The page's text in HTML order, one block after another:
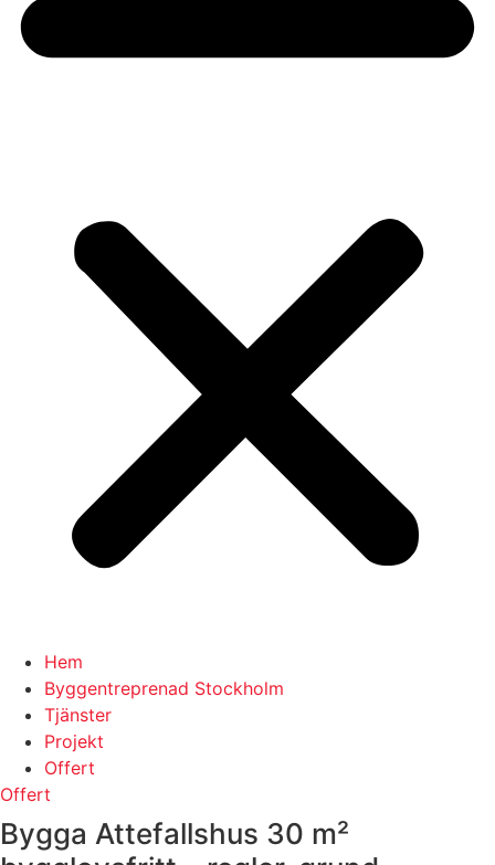
Hem
Byggentreprenad Stockholm
Tjänster
Projekt
Offert
Offert
Bygga Attefallshus 30 m²